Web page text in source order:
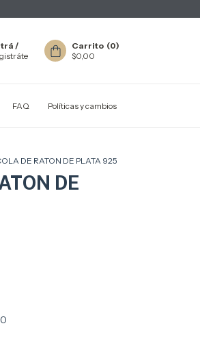
/
Carrito (0)
$0,00
FAQ Políticas y cambios
DE RATON DE PLATA 925
DE